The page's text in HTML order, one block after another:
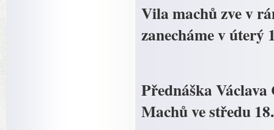
Vila machů zve v
zanecháme v úterý
Přednáška
Machů ve středu